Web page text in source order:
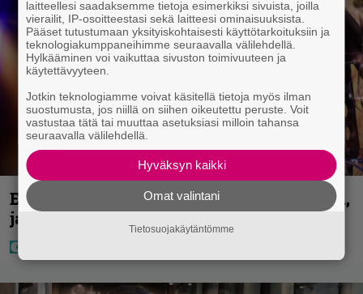
Eurojackpotissa poksahti 32,7 miljoonaa,
ja tänne Suomen isoin voitto meni
laitteellesi saadaksemme tietoja esimerkiksi sivuista, joilla
vierailit, IP-osoitteestasi sekä laitteesi ominaisuuksista.
Pääset tutustumaan yksityiskohtaisesti käyttötarkoituksiin ja
teknologiakumppaneihimme seuraavalla välilehdellä.
Hylkääminen voi vaikuttaa sivuston toimivuuteen ja
käytettävyyteen.
Jotkin teknologiamme voivat käsitellä tietoja myös ilman
suostumusta, jos niillä on siihen oikeutettu peruste. Voit
vastustaa tätä tai muuttaa asetuksiasi milloin tahansa
seuraavalla välilehdellä.
Hyväksyn kaikki
Omat valintani
Tietosuojakäytäntömme